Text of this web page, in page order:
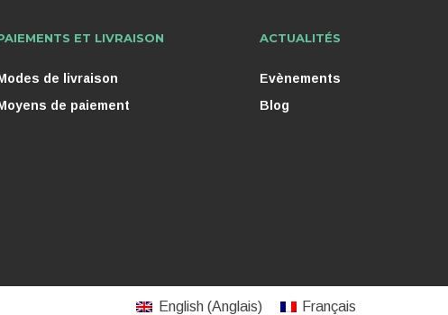
ET LIVRAISON
de livraison
de paiement
ACTUALITÉS
Evènements
Blog
English(Anglais) Français